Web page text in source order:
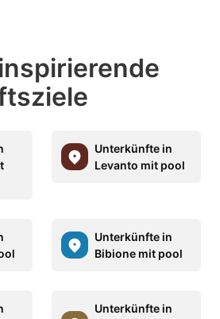
Unterkünfte in
Levanto mit pool
Unterkünfte in
Bibione mit pool
Unterkünfte in